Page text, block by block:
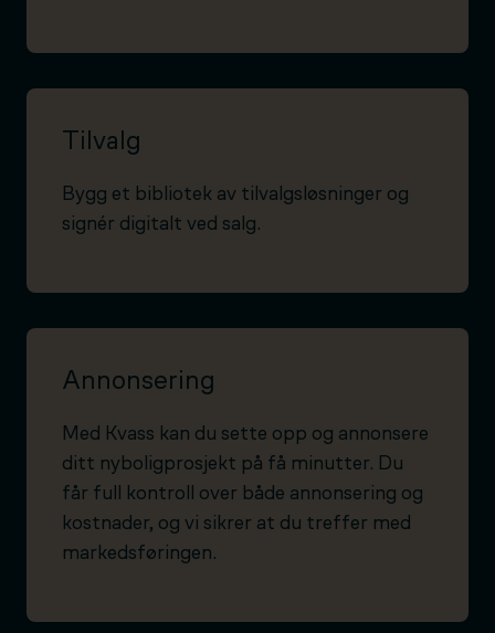
Tilvalg
Bygg et bibliotek av tilvalgsløsninger og
signér digitalt ved salg.
Annonsering
Med Kvass kan du sette opp og annonsere
ditt nyboligprosjekt på få minutter. Du
får full kontroll over både annonsering og
kostnader, og vi sikrer at du treffer med
markedsføringen.